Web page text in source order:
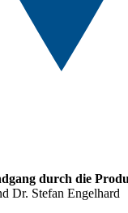
durch die
Dr. Stefan Engelhard